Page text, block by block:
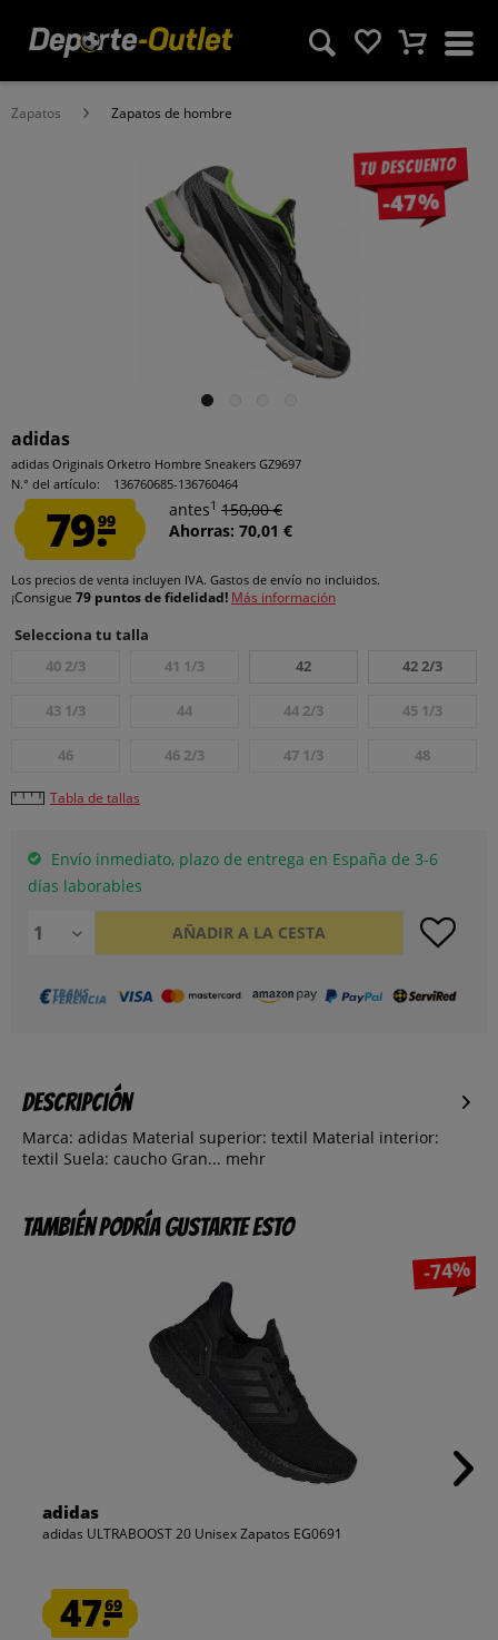
Zapatos Zapatos de hombre
Tu descuento
-47%
adidas
adidas Originals Orketro Hombre Sneakers GZ9697
N.° del artículo:
136760685-136760464
79.99
antes1 150,00 €
Ahorras: 70,01 €
Los precios de venta incluyen IVA. Gastos de envío no incluidos.
¡Consigue 79 puntos de fidelidad! Más información
Selecciona tu talla
40 2/3
41 1/3 42 42 2/3
43 1/3 44 44 2/3 45 1/3
46 46 2/3 47 1/3 48
Tabla de tallas
Envío inmediato, plazo de entrega en España de 3-6
días laborables
AÑADIR A LA CESTA
Descripción
Marca: adidas Material superior: textil Material interior:
textil Suela: caucho Gran... mehr
También podría gustarte esto
-74%
adidas
adidas ULTRABOOST 20 Unisex Zapatos EG0691
47.69